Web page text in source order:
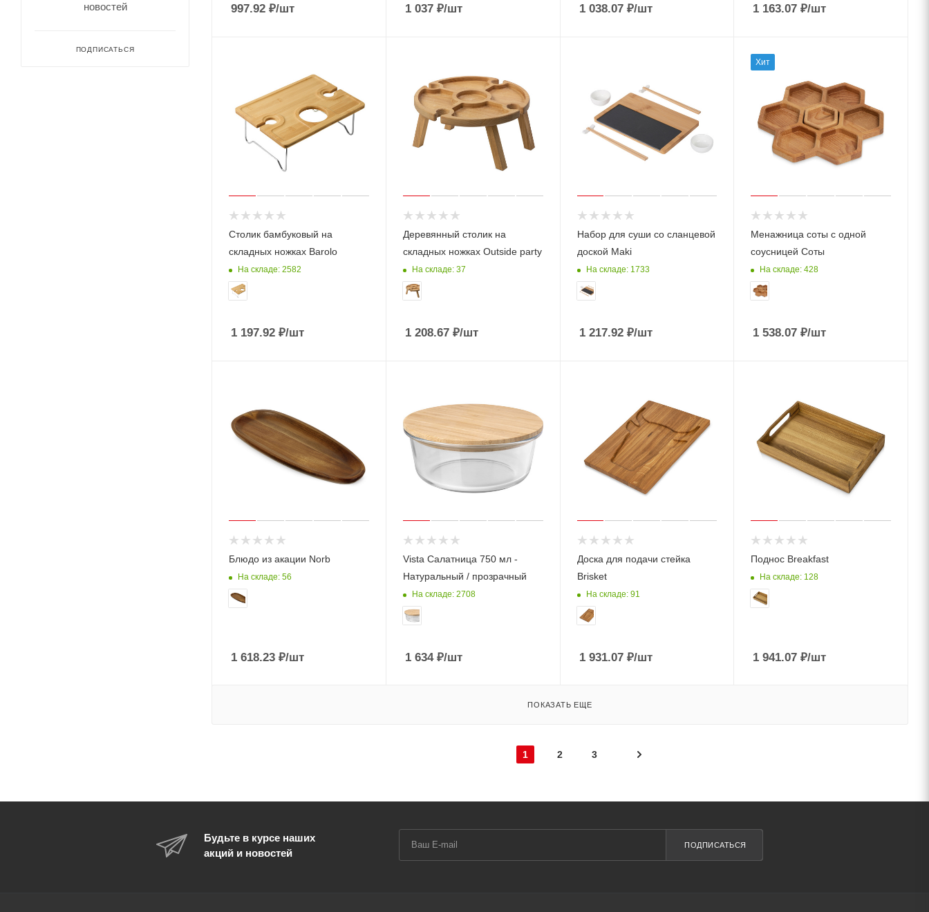
997.92 ₽/шт 1 037₽/шт 1 038.07₽/шт 1 163.07 ₽/шт
Столик бамбуковый на
складных ножках Barolo
На складе: 2582
1 197.92 ₽/шт
Деревянный столик на
складных ножках Outside party
На складе: 37
1 208.67₽/шт
Набор для суши со сланцевой
доской Maki
На складе: 1733
1 217.92₽/шт
Хит
Менажница соты с одной
соусницей Соты
На складе: 428
1 538.07 ₽/шт
Блюдо из акации Norb
На складе: 56
1 618.23 ₽/шт
Vista Салатница 750 мл -
Натуральный / прозрачный
На складе: 2708
1 634₽/шт
Доска для подачи стейка
Brisket
На складе: 91
1 931.07₽/шт
Поднос Breakfast
На складе: 128
1 941.07 ₽/шт
ПОКАЗАТЬ ЕЩЕ
1 2 3
новостей
ПОДПИСАТЬСЯ
Будьте в курсе наших
акций и новостей
ПОДПИСАТЬСЯ